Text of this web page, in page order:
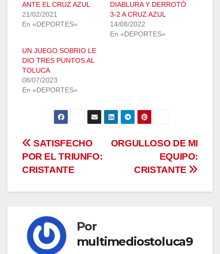
ANTE EL CRUZ AZUL
21/02/2021
En «DEPORTES»
DIABLURA Y DERROTÓ
3-2 A CRUZ AZUL
14/08/2022
En «DEPORTES»
UN JUEGO SOBRIO LE
DIO TRES PUNTOS AL
TOLUCA
08/07/2023
En «DEPORTES»
Navegación
de
entradas
ORGULLOSO DE MI
EQUIPO:
CRISTANTE
SATISFECHO
POR EL TRIUNFO:
CRISTANTE
Por
multimediostoluca9